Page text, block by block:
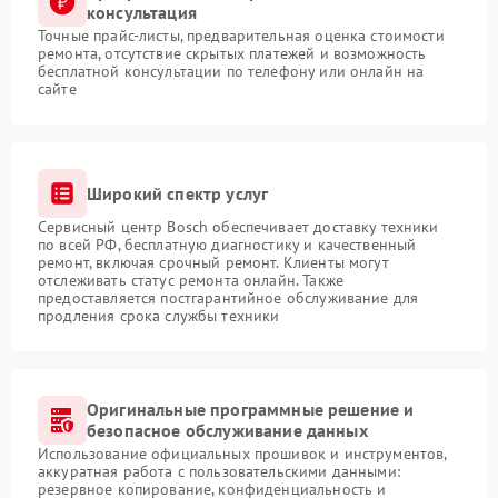
консультация
Точные прайс-листы, предварительная оценка стоимости
ремонта, отсутствие скрытых платежей и возможность
бесплатной консультации по телефону или онлайн на
сайте
Широкий спектр услуг
Сервисный центр Bosch обеспечивает доставку техники
по всей РФ, бесплатную диагностику и качественный
ремонт, включая срочный ремонт. Клиенты могут
отслеживать статус ремонта онлайн. Также
предоставляется постгарантийное обслуживание для
продления срока службы техники
Оригинальные программные решение и
безопасное обслуживание данных
Использование официальных прошивок и инструментов,
аккуратная работа с пользовательскими данными:
резервное копирование, конфиденциальность и